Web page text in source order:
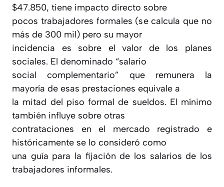
$47.850, tiene impacto directo sobre
pocos trabajadores formales (se calcula que no
más de 300 mil) pero su mayor
incidencia es sobre el valor de los planes
sociales. El denominado “salario
social complementario” que remunera la
mayoría de esas prestaciones equivale a
la mitad del piso formal de sueldos. El mínimo
también influye sobre otras
contrataciones en el mercado registrado e
históricamente se lo consideró como
una guía para la fijación de los salarios de los
trabajadores informales.